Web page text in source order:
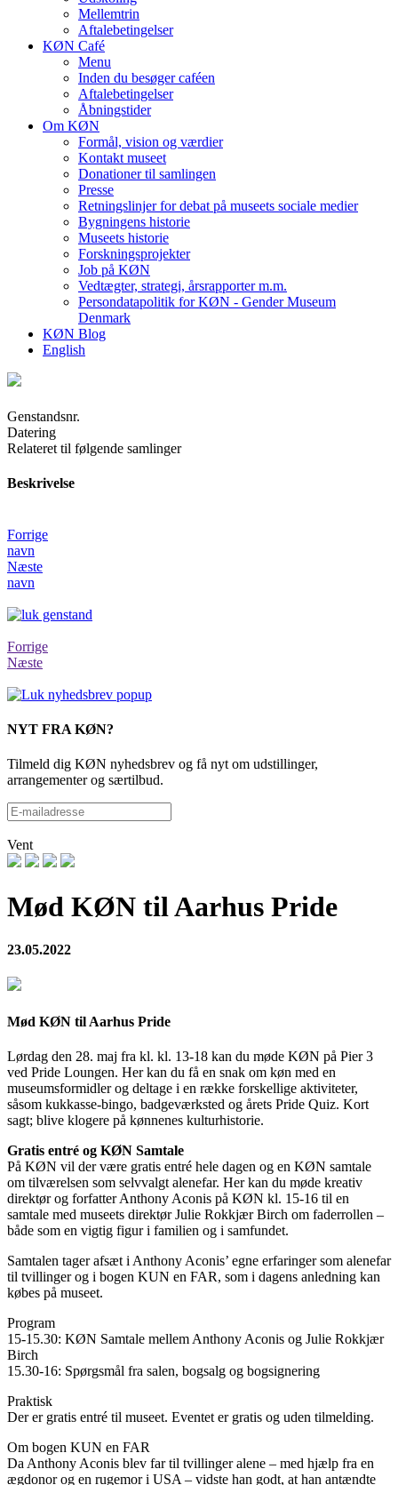
Mellemtrin
Aftalebetingelser
KØN Café
Menu
Inden du besøger caféen
Aftalebetingelser
Åbningstider
Om KØN
Formål, vision og værdier
Kontakt museet
Donationer til samlingen
Presse
Retningslinjer for debat på museets sociale medier
Bygningens historie
Museets historie
Forskningsprojekter
Job på KØN
Vedtægter, strategi, årsrapporter m.m.
Persondatapolitik for KØN - Gender Museum
Denmark
KØN Blog
English
Genstandsnr.
Datering
Relateret til følgende samlinger
Beskrivelse
Forrige
navn
Næste
navn
Forrige
Næste
NYT FRA KØN?
Tilmeld dig KØN nyhedsbrev og få nyt om udstillinger,
arrangementer og særtilbud.
Vent
Mød KØN til Aarhus Pride
23.05.2022
Mød KØN til Aarhus Pride
Lørdag den 28. maj fra kl. kl. 13-18 kan du møde KØN på Pier 3
ved Pride Loungen. Her kan du få en snak om køn med en
museumsformidler og deltage i en række forskellige aktiviteter,
såsom kukkasse-bingo, badgeværksted og årets Pride Quiz. Kort
sagt; blive klogere på kønnenes kulturhistorie.
Gratis entré og KØN Samtale
På KØN vil der være gratis entré hele dagen og en KØN samtale
om tilværelsen som selvvalgt alenefar. Her kan du møde kreativ
direktør og forfatter Anthony Aconis på KØN kl. 15-16 til en
samtale med museets direktør Julie Rokkjær Birch om faderrollen –
både som en vigtig figur i familien og i samfundet.
Samtalen tager afsæt i Anthony Aconis’ egne erfaringer som alenefar
til tvillinger og i bogen KUN en FAR, som i dagens anledning kan
købes på museet.
Program
15-15.30: KØN Samtale mellem Anthony Aconis og Julie Rokkjær
Birch
15.30-16: Spørgsmål fra salen, bogsalg og bogsignering
Praktisk
Der er gratis entré til museet. Eventet er gratis og uden tilmelding.
Om bogen KUN en FAR
Da Anthony Aconis blev far til tvillinger alene – med hjælp fra en
ægdonor og en rugemor i USA – vidste han godt, at han antændte